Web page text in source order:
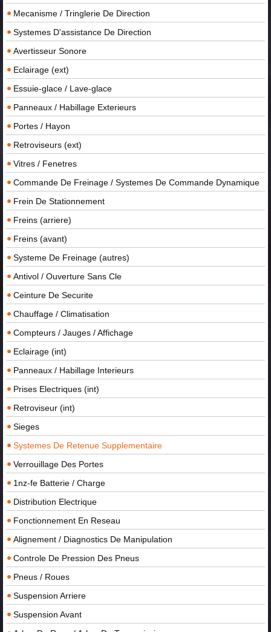
Mecanisme / Tringlerie De Direction
Systemes D'assistance De Direction
Avertisseur Sonore
Eclairage (ext)
Essuie-glace / Lave-glace
Panneaux / Habillage Exterieurs
Portes / Hayon
Retroviseurs (ext)
Vitres / Fenetres
Commande De Freinage / Systemes De Commande Dynamique
Frein De Stationnement
Freins (arriere)
Freins (avant)
Systeme De Freinage (autres)
Antivol / Ouverture Sans Cle
Ceinture De Securite
Chauffage / Climatisation
Compteurs / Jauges / Affichage
Eclairage (int)
Panneaux / Habillage Interieurs
Prises Electriques (int)
Retroviseur (int)
Sieges
Systemes De Retenue Supplementaire
Verrouillage Des Portes
1nz-fe Batterie / Charge
Distribution Electrique
Fonctionnement En Reseau
Alignement / Diagnostics De Manipulation
Controle De Pression Des Pneus
Pneus / Roues
Suspension Arriere
Suspension Avant